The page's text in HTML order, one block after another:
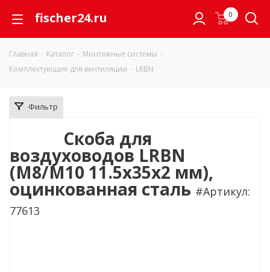
fischer24.ru 0
Главная - Каталог - Монтажные системы -
Комплектующие для вентиляции - LRBN
Фильтр
Скоба для
воздуховодов LRBN
(M8/M10 11.5x35x2 мм),
оцинкованная сталь #Артикул:
77613